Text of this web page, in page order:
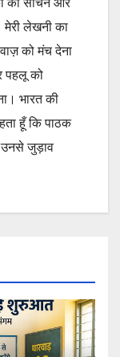
लेखनी का
को मंच देना
पहलू को
भारत की
हूँ कि पाठक
जुड़ाव